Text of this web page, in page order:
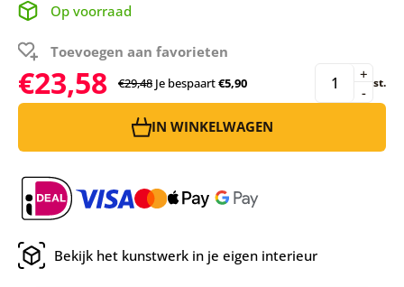
Op voorraad
Toevoegen aan favorieten
€23,58 €29,48 Je bespaart€5,90 -
+ st.
IN WINKELWAGEN
Bekijk het kunstwerk in je eigen interieur